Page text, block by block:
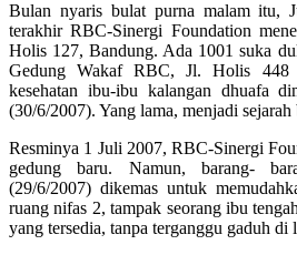
Bulan nyaris bulat purna malam itu,
terakhir RBC-Sinergi Foundation
Holis 127, Bandung. Ada 1001 suka
Gedung Wakaf RBC, Jl. Holis 448
kesehatan ibu-ibu kalangan dhuafa
(30/6/2007). Yang lama, menjadi
Resminya 1 Juli 2007, RBC-Sinergi
gedung baru. Namun, barang-
(29/6/2007) dikemas untuk
ruang nifas 2, tampak seorang ibu
yang tersedia, tanpa terganggu gaduh di